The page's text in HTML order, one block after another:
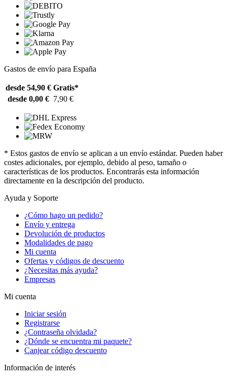
Gastos de envío para España
desde 54,90 € Gratis*
desde 0,00 € 7,90 €
* Estos gastos de envío se aplican a un envío estándar. Pueden haber
costes adicionales, por ejemplo, debido al peso, tamaño o
características de los productos. Encontrarás esta información
directamente en la descripción del producto.
Ayuda y Soporte
¿Cómo hago un pedido?
Envío y entrega
Devolución de productos
Modalidades de pago
Mi cuenta
Ofertas y códigos de descuento
¿Necesitas más ayuda?
Empresas
Mi cuenta
Iniciar sesión
Registrarse
¿Contraseña olvidada?
¿Dónde se encuentra mi paquete?
Canjear código descuento
Información de interés